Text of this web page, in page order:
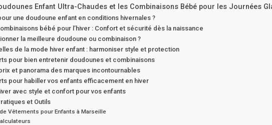
Enfant Ultra-Chaudes et les Combinaisons Bébé pour les Journées
une doudoune enfant en conditions hivernales ?
bébé pour l’hiver : Confort et sécurité dès la naissance
la meilleure doudoune ou combinaison ?
de la mode hiver enfant : harmoniser style et protection
pour bien entretenir doudounes et combinaisons
et panorama des marques incontournables
pour habiller vos enfants efficacement en hiver
avec style et confort pour vos enfants
et Outils
Vêtements pour Enfants à Marseille